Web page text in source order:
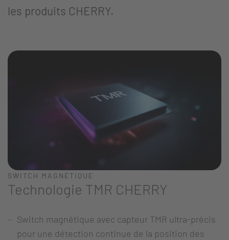
les produits CHERRY.
SWITCH MAGNÉTIQUE
Technologie TMR CHERRY
Switch magnétique avec capteur TMR ultra-précis
pour une détection continue de la position des